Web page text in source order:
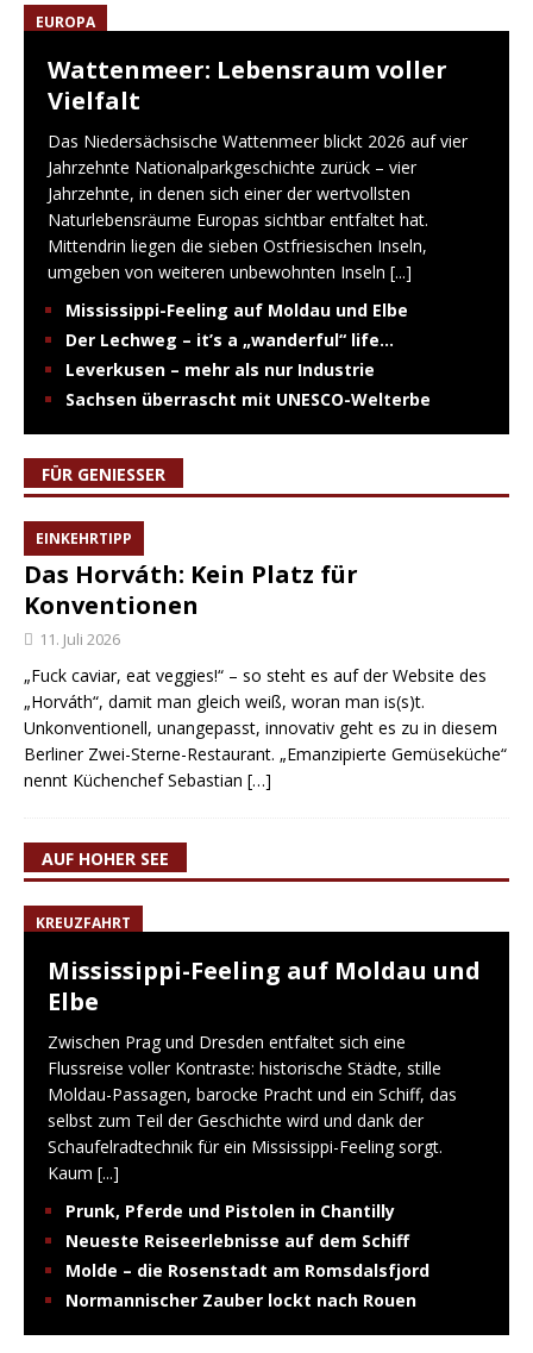
EUROPA
Wattenmeer: Lebensraum voller
Vielfalt
Das Niedersächsische Wattenmeer blickt 2026 auf vier
Jahrzehnte Nationalparkgeschichte zurück – vier
Jahrzehnte, in denen sich einer der wertvollsten
Naturlebensräume Europas sichtbar entfaltet hat.
Mittendrin liegen die sieben Ostfriesischen Inseln,
umgeben von weiteren unbewohnten Inseln [...]
Mississippi-Feeling auf Moldau und Elbe
Der Lechweg – it’s a „wanderful“ life…
Leverkusen – mehr als nur Industrie
Sachsen überrascht mit UNESCO-Welterbe
FÜR GENIESSER
EINKEHRTIPP
Das Horváth: Kein Platz für
Konventionen
11. Juli 2026
„Fuck caviar, eat veggies!“ – so steht es auf der Website des
„Horváth“, damit man gleich weiß, woran man is(s)t.
Unkonventionell, unangepasst, innovativ geht es zu in diesem
Berliner Zwei-Sterne-Restaurant. „Emanzipierte Gemüseküche“
nennt Küchenchef Sebastian […]
AUF HOHER SEE
KREUZFAHRT
Mississippi-Feeling auf Moldau und
Elbe
Zwischen Prag und Dresden entfaltet sich eine
Flussreise voller Kontraste: historische Städte, stille
Moldau-Passagen, barocke Pracht und ein Schiff, das
selbst zum Teil der Geschichte wird und dank der
Schaufelradtechnik für ein Mississippi-Feeling sorgt.
Kaum [...]
Prunk, Pferde und Pistolen in Chantilly
Neueste Reiseerlebnisse auf dem Schiff
Molde – die Rosenstadt am Romsdalsfjord
Normannischer Zauber lockt nach Rouen